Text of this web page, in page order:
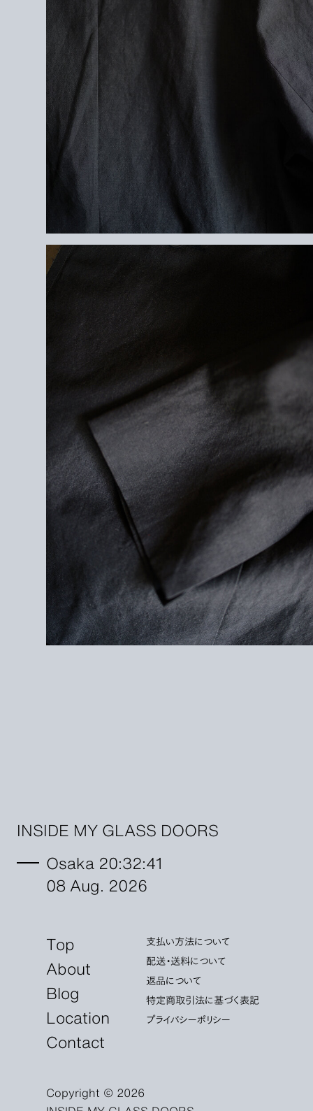
INSIDE MY GLASS DOORS
Osaka 20:32:43
08 Aug. 2026
Top
About
Blog
Location
Contact
支払い方法について
配送・送料について
返品について
特定商取引法に基づく表記
プライバシーポリシー
Copyright © 2026